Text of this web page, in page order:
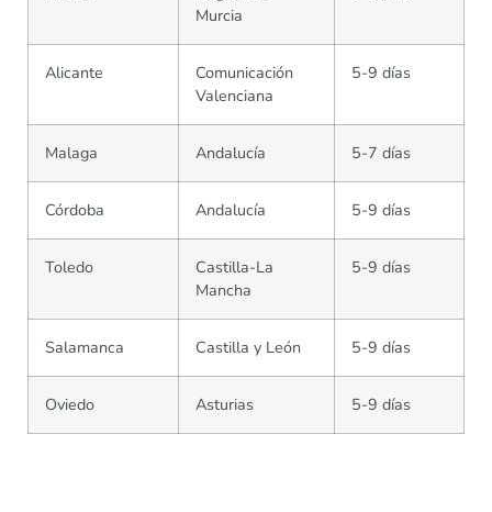
Murcia
Alicante
Comunicación
Valenciana
5-9 días
Malaga Andalucía 5-7 días
Córdoba Andalucía 5-9 días
Toledo
Castilla-La
Mancha
5-9 días
Salamanca Castilla y León 5-9 días
Oviedo Asturias 5-9 días